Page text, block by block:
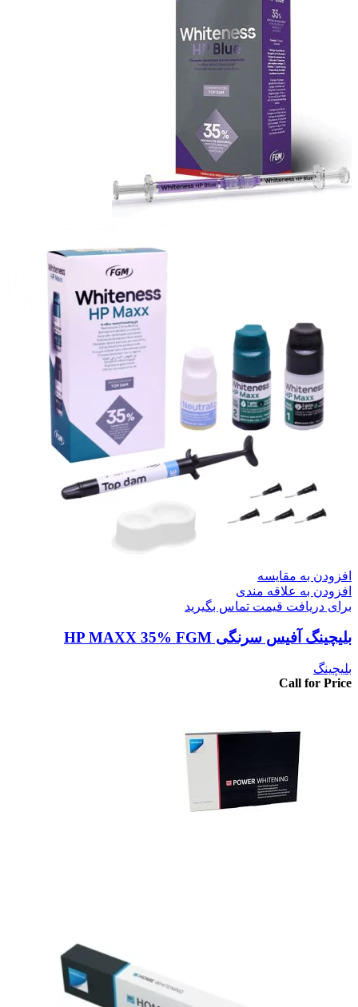
افزودن به مقایسه
افزودن به علاقه مندی
برای دریافت قیمت تماس بگیرید
بلیچینگ آفیس سرنگی HP MAXX 35% FGM
بلیچینگ
Call for Price